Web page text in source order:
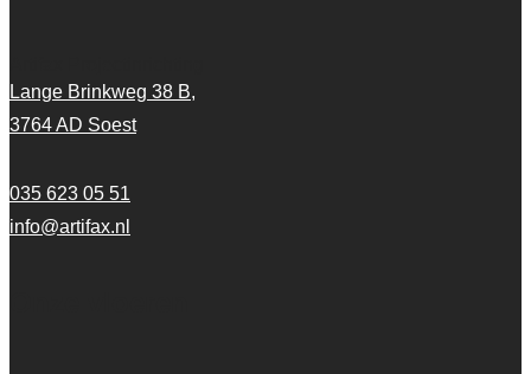
Lange Brinkweg 38 B,
3764 AD Soest
035 623 05 51
info@artifax.nl